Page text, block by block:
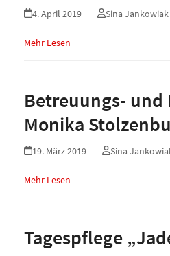
4. April 2019 Sina Jankowiak
Mehr Lesen
Betreuungs- und
Monika
19. März 2019 Sina
Mehr Lesen
Tagespflege